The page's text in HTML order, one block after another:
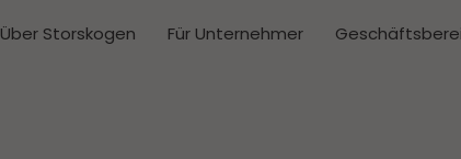
Über Storskogen Für Unternehmer